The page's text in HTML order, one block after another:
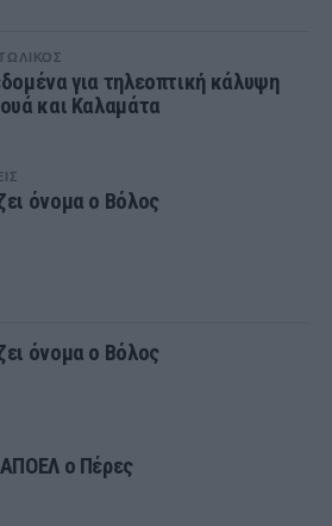
για τηλεοπτική κάλυψη
και Καλαμάτα
όνομα ο Βόλος
όνομα ο Βόλος
ο Πέρες